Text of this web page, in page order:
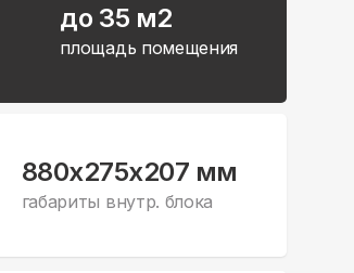
до 35 м2
площадь помещения
880x275x207 мм
габариты внутр. блока